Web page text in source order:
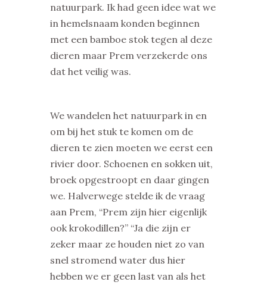
natuurpark. Ik had geen idee wat we
in hemelsnaam konden beginnen
met een bamboe stok tegen al deze
dieren maar Prem verzekerde ons
dat het veilig was.
We wandelen het natuurpark in en
om bij het stuk te komen om de
dieren te zien moeten we eerst een
rivier door. Schoenen en sokken uit,
broek opgestroopt en daar gingen
we. Halverwege stelde ik de vraag
aan Prem, “Prem zijn hier eigenlijk
ook krokodillen?” “Ja die zijn er
zeker maar ze houden niet zo van
snel stromend water dus hier
hebben we er geen last van als het